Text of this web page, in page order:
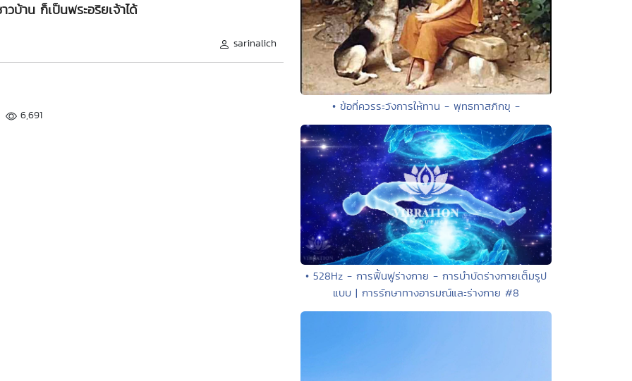
บ้าน ก็เป็นพระอริยเจ้าได้
sarinalich
6,691
• ข้อที่ควรระวังการให้ทาน - พุทธทาสภิกขุ -
• 528Hz - การฟื้นฟูร่างกาย - การบำบัดร่างกายเต็มรูป
แบบ | การรักษาทางอารมณ์และร่างกาย #8